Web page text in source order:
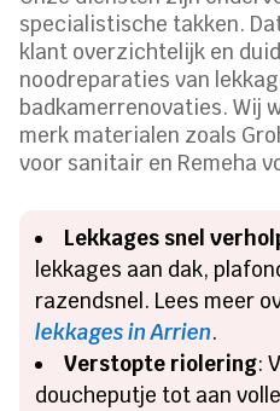
specialistische takken.
klant overzichtelijk en
noodreparaties van
badkamerrenovaties. Wij
merk materialen zoals
voor sanitair en Remeha
Lekkages snel
lekkages aan dak,
razendsnel. Lees meer
lekkages in Arrien.
Verstopte riolering:
doucheputje tot aan